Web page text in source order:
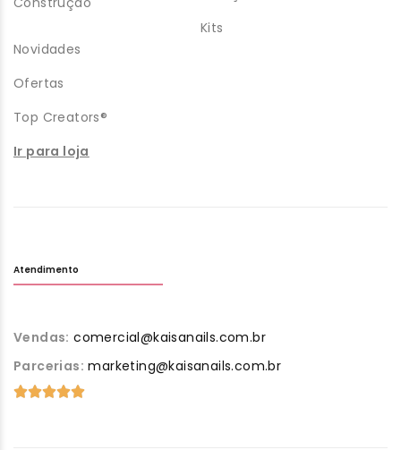
Kits
Novidades
Ofertas
Top Creators®
Ir para loja
Atendimento
Vendas: comercial@kaisanails.com.br
Parcerias: marketing@kaisanails.com.br